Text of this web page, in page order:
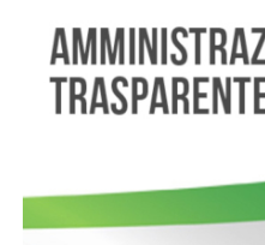
05/08/2026
Fondo Telecomunicazioni:
05/08/2026
Fondo Casalinghe: